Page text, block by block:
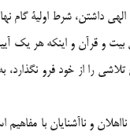
داشتن، شرط اولية گام
بيت و قرآن و اينكه هر يك
را از خود فرو نگذارد، به
و نا‌آشنايان با مفاهيم